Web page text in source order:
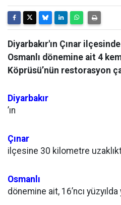
Diyarbakır'ın Çınar
Osmanlı dönemine ait 4
Köprüsü’nün restorasyon
Diyarbakır
’ın
Çınar
ilçesine 30 kilometre
Osmanlı
dönemine ait, 16’ncı